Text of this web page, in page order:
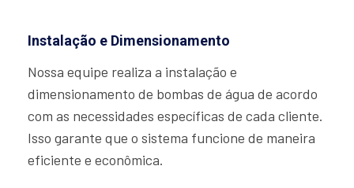
Instalação e Dimensionamento
Nossa equipe realiza a instalação e
dimensionamento de bombas de água de acordo
com as necessidades específicas de cada cliente.
Isso garante que o sistema funcione de maneira
eficiente e econômica.